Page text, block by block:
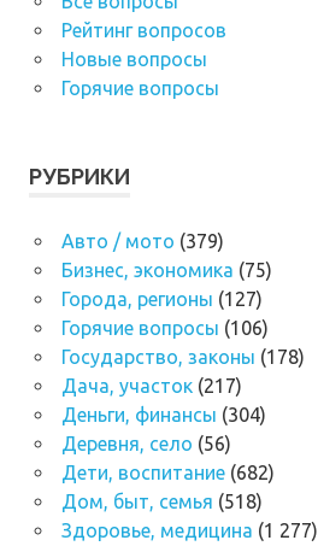
Рейтинг вопросов
Новые вопросы
Горячие вопросы
РУБРИКИ
Авто / мото (379)
Бизнес, экономика (75)
Города, регионы (127)
Горячие вопросы (106)
Государство, законы (178)
Дача, участок(217)
Деньги, финансы (304)
Деревня, село (56)
Дети, воспитание(682)
Дом, быт, семья (518)
Здоровье, медицина (1 277)